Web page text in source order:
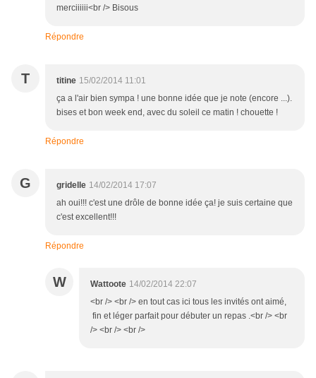
merciiiiii<br /> Bisous
Répondre
T titine 15/02/2014 11:01
ça a l'air bien sympa ! une bonne idée que je note (encore ...).
bises et bon week end, avec du soleil ce matin ! chouette !
Répondre
G gridelle 14/02/2014 17:07
ah oui!!! c'est une drôle de bonne idée ça! je suis certaine que
c'est excellent!!!
Répondre
W Wattoote 14/02/2014 22:07
<br /> <br /> en tout cas ici tous les invités ont aimé,
fin et léger parfait pour débuter un repas .<br /> <br
/> <br /> <br />